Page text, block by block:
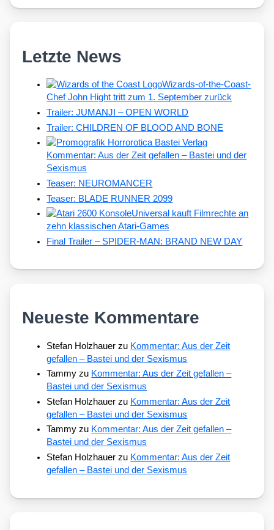
Letzte News
Wizards-of-the-Coast-
Chef John Hight tritt zum 1. September zurück
Trailer: JUMANJI – OPEN WORLD
Trailer: CHILDREN OF BLOOD AND BONE
Kommentar: Aus der Zeit gefallen – Bastei und der
Sexismus
Teaser: NEUROMANCER
Teaser: BLADE RUNNER 2099
Universal kauft Filmrechte an
zehn klassischen Atari-Games
Final Trailer – SPIDER-MAN: BRAND NEW DAY
Neueste Kommentare
Stefan Holzhauer zu Kommentar: Aus der Zeit
gefallen – Bastei und der Sexismus
Tammy zu Kommentar: Aus der Zeit gefallen –
Bastei und der Sexismus
Stefan Holzhauer zu Kommentar: Aus der Zeit
gefallen – Bastei und der Sexismus
Tammy zu Kommentar: Aus der Zeit gefallen –
Bastei und der Sexismus
Stefan Holzhauer zu Kommentar: Aus der Zeit
gefallen – Bastei und der Sexismus